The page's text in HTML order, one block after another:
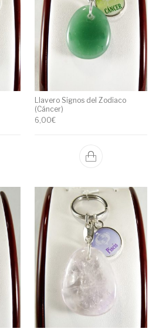
Llavero Signos del Zodiaco
(Cáncer)
6,00€